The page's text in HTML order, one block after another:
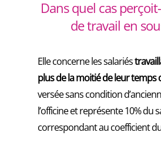
Dans quel cas
de travail en
Elle concerne les salariés
plus de la moitié de leur temps
versée sans condition
l’officine et représente 10% du
correspondant au coefficient